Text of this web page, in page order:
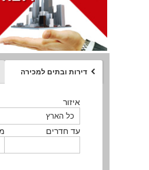
דירות ובתים למכירה
איזור
עד חדרים
איזור
עד חדרים
איזור
עד חדרים
איזור
סוג הנכס
סוג הנכס
איזור
עד חדרים
איזור
סוג הנכס